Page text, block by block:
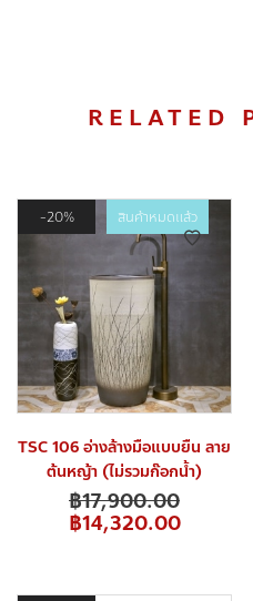
RELATED
20% สินค้าหมดแล้ว
TSC 106 อ่างล้างมือแบบยืน ลาย
ต้นหญ้า (ไม่รวมก๊อกน้ำ)
฿17,900.00
฿14,320.00